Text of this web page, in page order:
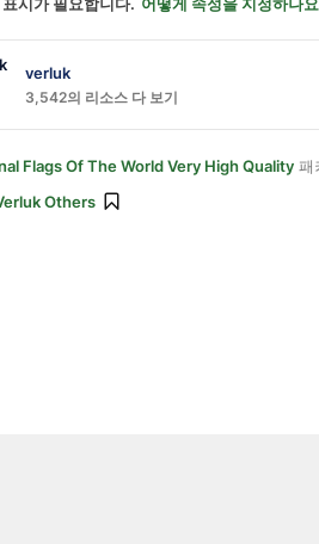
verluk
3,542의 리소스 다 보기
Flags Of The World Very High Quality 패
Others